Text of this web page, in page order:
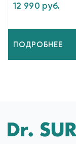
12 990 руб.
ПОДРОБНЕЕ